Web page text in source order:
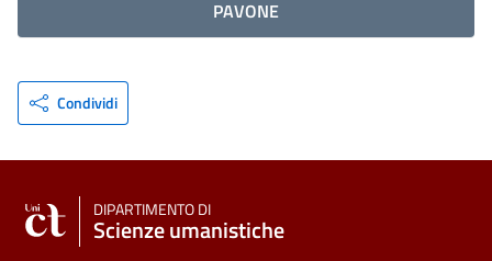
PAVONE
Condividi
DIPARTIMENTO DI
Scienze umanistiche